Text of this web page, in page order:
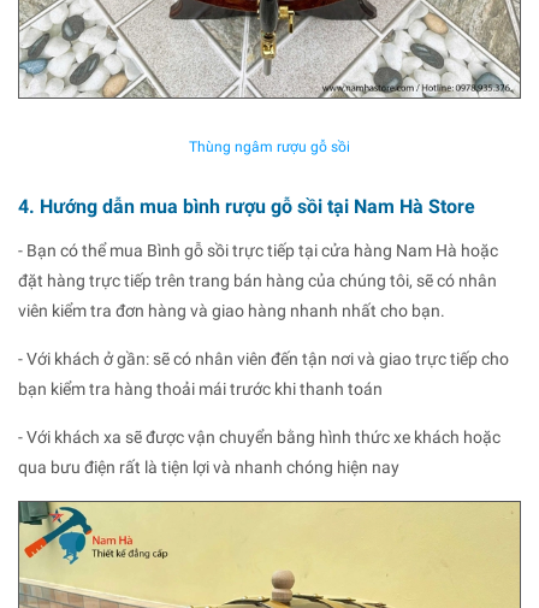
Thùng ngâm rượu gỗ sồi
4. Hướng dẫn mua bình rượu gỗ sồi tại Nam Hà Store
- Bạn có thể mua Bình gỗ sồi trực tiếp tại cửa hàng Nam Hà hoặc
đặt hàng trực tiếp trên trang bán hàng của chúng tôi, sẽ có nhân
viên kiểm tra đơn hàng và giao hàng nhanh nhất cho bạn.
- Với khách ở gần: sẽ có nhân viên đến tận nơi và giao trực tiếp cho
bạn kiểm tra hàng thoải mái trước khi thanh toán
- Với khách xa sẽ được vận chuyển bằng hình thức xe khách hoặc
qua bưu điện rất là tiện lợi và nhanh chóng hiện nay